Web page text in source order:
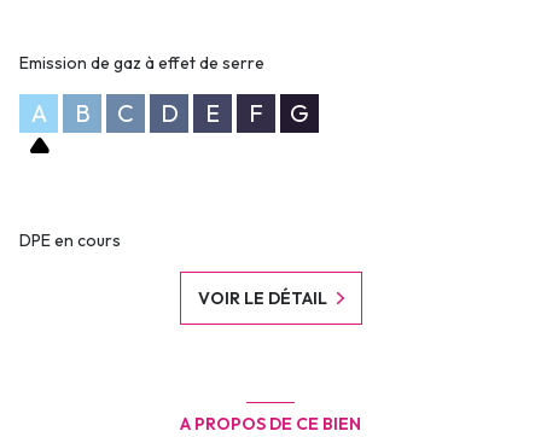
Emission de gaz à effet de serre
A B C D E F G
DPE en cours
VOIR LE DÉTAIL
A PROPOS DE CE BIEN